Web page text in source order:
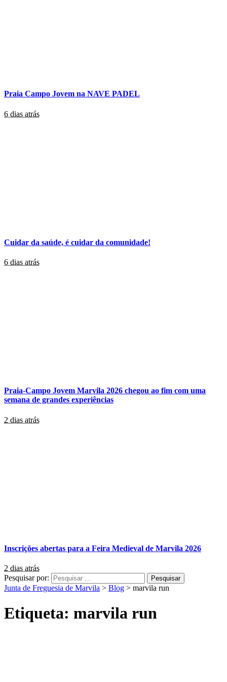
Praia Campo Jovem na NAVE PADEL
6 dias atrás
Cuidar da saúde, é cuidar da comunidade!
6 dias atrás
Praia-Campo Jovem Marvila 2026 chegou ao fim com uma
semana de grandes experiências
2 dias atrás
Inscrições abertas para a Feira Medieval de Marvila 2026
2 dias atrás
Pesquisar por:
Junta de Freguesia de Marvila > Blog > marvila run
Etiqueta: marvila run